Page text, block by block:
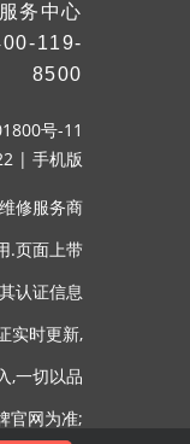
务中心
119-
8500
号-11
| 手机版
修服务商
.页面上带
认证信息
实时更新,
,一切以品
官网为准;